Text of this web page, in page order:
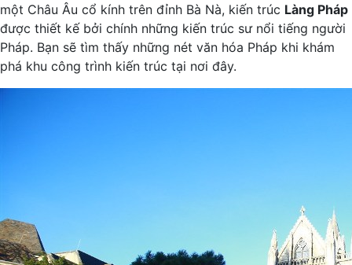
một Châu Âu cổ kính trên đỉnh Bà Nà, kiến trúc Làng Pháp
được thiết kế bởi chính những kiến trúc sư nổi tiếng người
Pháp. Bạn sẽ tìm thấy những nét văn hóa Pháp khi khám
phá khu công trình kiến trúc tại nơi đây.